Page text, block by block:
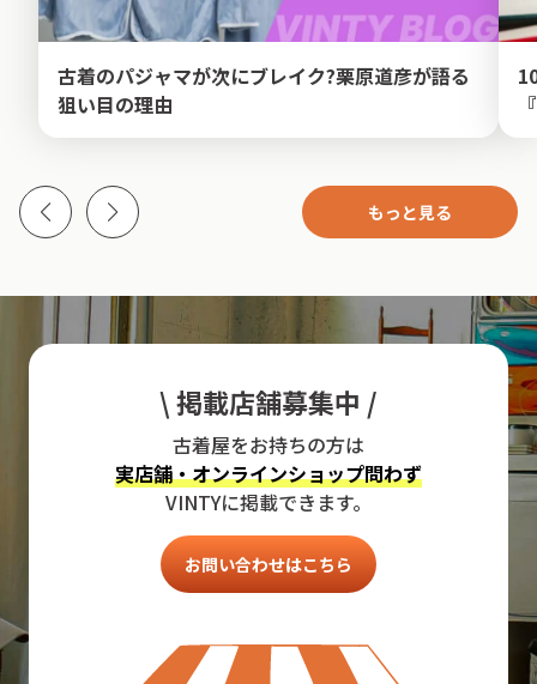
古着のパジャマが次にブレイク?栗原道彦が語る
狙い目の理由
もっと見る
\ 掲載店舗募集中 /
古着屋をお持ちの方は
実店舗・オンラインショップ問わず
VINTYに掲載できます。
お問い合わせはこちら